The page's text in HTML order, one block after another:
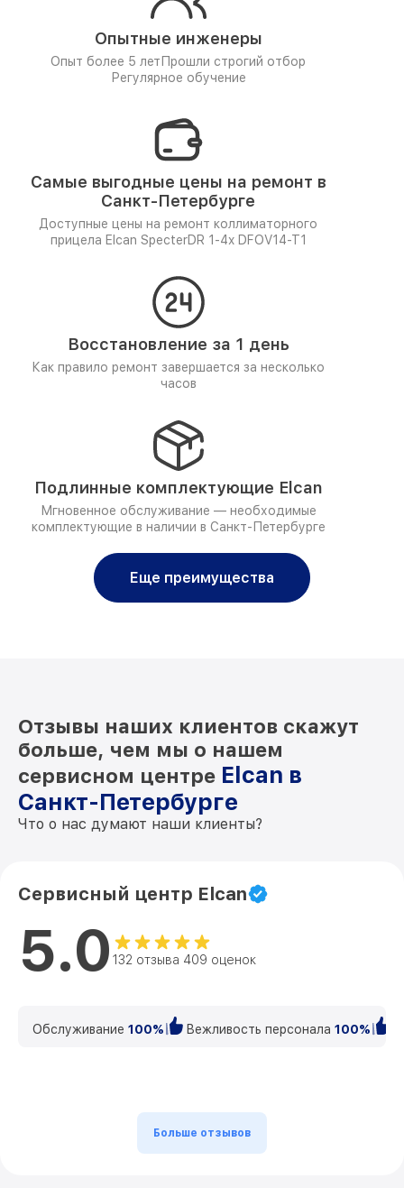
Опытные инженеры
Опыт более 5 лет Прошли строгий отбор
Регулярное обучение
Самые выгодные цены на ремонт в
Санкт-Петербурге
Доступные цены на ремонт коллиматорного
прицела Elcan SpecterDR 1-4x DFOV14-T1
Восстановление за 1 день
Как правило ремонт завершается за несколько
часов
Подлинные комплектующие Elcan
Мгновенное обслуживание — необходимые
комплектующие в наличии в Санкт-Петербурге
Еще преимущества
Отзывы наших клиентов скажут
больше, чем мы о нашем
сервисном центре Elcan в
Санкт-Петербурге
Что о нас думают наши клиенты?
Сервисный центр Elcan
5.0 132 отзыва 409 оценок
Обслуживание 100% Вежливость персонала 100%
Больше отзывов